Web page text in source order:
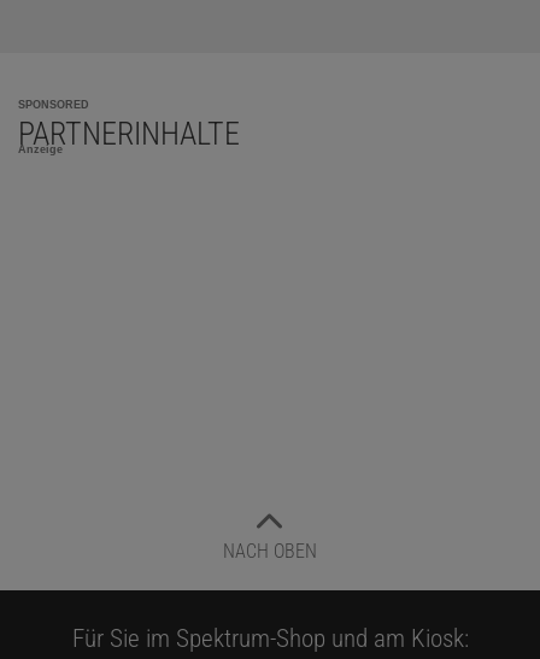
SPONSORED
PARTNERINHALTE
Anzeige
NACH OBEN
Für Sie im Spektrum-Shop und am Kiosk: